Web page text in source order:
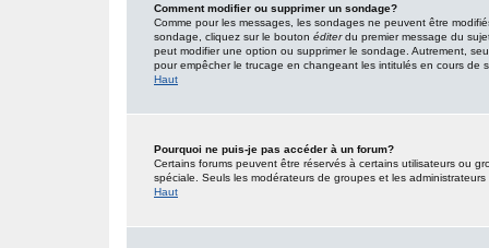
Comment modifier ou supprimer un sondage?
Comme pour les messages, les sondages ne peuvent être
sondage, cliquez sur le bouton éditerdu premier message du
peut modifier une option ou supprimer le sondage. Autrement,
pour empêcher le trucage en changeant les intitulés en cours de
Haut
Pourquoi ne puis-je pas accéder à un forum?
Certains forums peuvent être réservés à certains utilisateurs ou
spéciale. Seuls les modérateurs de groupes et les
Haut